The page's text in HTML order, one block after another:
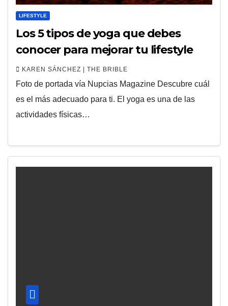
LIFESTYLE
Los 5 tipos de yoga que debes
conocer para mejorar tu lifestyle
KAREN SÁNCHEZ | THE BRIBLE
Foto de portada vía Nupcias Magazine Descubre cuál
es el más adecuado para ti. El yoga es una de las
actividades físicas…